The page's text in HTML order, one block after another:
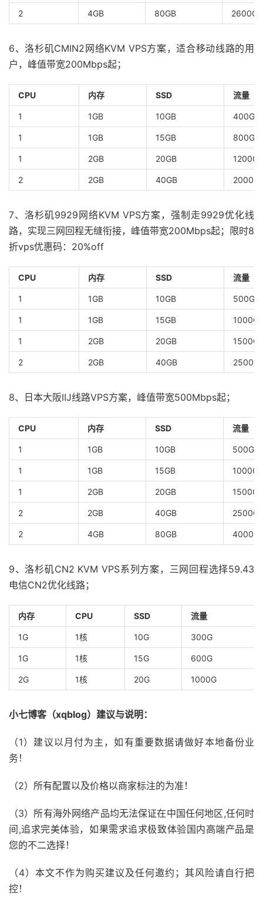
2 4GB 80GB 2600GB
6、洛杉矶CMIN2网络KVM VPS方案，适合移动线路的用
户，峰值带宽200Mbps起；
CPU 内存 SSD 流量
1 1GB 10GB 400GB
1 1GB 15GB 800GB
1 2GB 20GB 1200GB
2 2GB 40GB
7、洛杉矶9929网络KVM VPS方案，强制走9929优化线
路，实现三网回程无缝衔接，峰值带宽200Mbps起；限时8
折vps优惠码：20%off
CPU 内存 SSD 流量
1 1GB 10GB 500GB
1 1GB 15GB
1 2GB 20GB
2 2GB 40GB
8、日本大阪IIJ线路VPS方案，峰值带宽500Mbps起；
CPU 内存 SSD 流量
1 1GB 10GB 500GB
1 1GB 15GB 1000GB
1 2GB 20GB 1500GB
2 2GB 40GB
2 4GB 80GB
9、洛杉矶CN2 KVM VPS系列方案，三网回程选择59.43
电信CN2优化线路；
内存 CPU SSD 流量
1G 1核 10G 300G
1G 1核 15G 600G
2G 1核 20G 1000G
小七博客（xqblog）建议与说明：
（1）建议以月付为主，如有重要数据请做好本地备份业
务！
（2）所有配置以及价格以商家标注的为准！
（3）所有海外网络产品均无法保证在中国任何地区,任何时
间,追求完美体验，如果需求追求极致体验国内高端产品是
您的不二选择！
（4）本文不作为购买建议及任何邀约；其风险请自行把
控！